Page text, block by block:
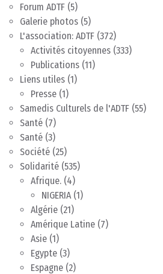
Forum ADTF (5)
Galerie photos (5)
L'association: ADTF (372)
Activités citoyennes (333)
Publications (11)
Liens utiles (1)
Presse (1)
Samedis Culturels de l'ADTF (55)
Santé (7)
Santé (3)
Société (25)
Solidarité (535)
Afrique. (4)
NIGERIA(1)
Algérie (21)
Amérique Latine (7)
Asie (1)
Egypte (3)
Espagne (2)